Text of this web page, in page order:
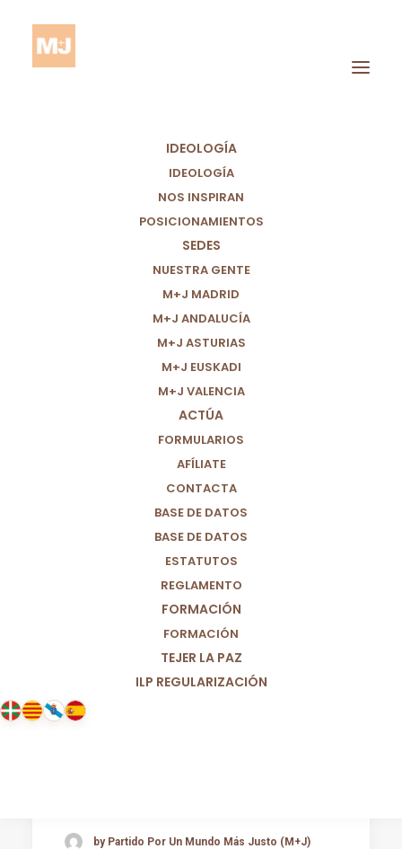
IDEOLOGÍA
IDEOLOGÍA
NOS INSPIRAN
POSICIONAMIENTOS
SEDES
NUESTRA GENTE
M+J MADRID
M+J ANDALUCÍA
M+J ASTURIAS
M+J EUSKADI
M+J VALENCIA
ACTÚA
FORMULARIOS
AFÍLIATE
CONTACTA
BASE DE DATOS
BASE DE DATOS
ESTATUTOS
REGLAMENTO
FORMACIÓN
FORMACIÓN
TEJER LA PAZ
ILP REGULARIZACIÓN
Infancia En Riesgo
by Partido Por Un Mundo Más Justo (M+J)